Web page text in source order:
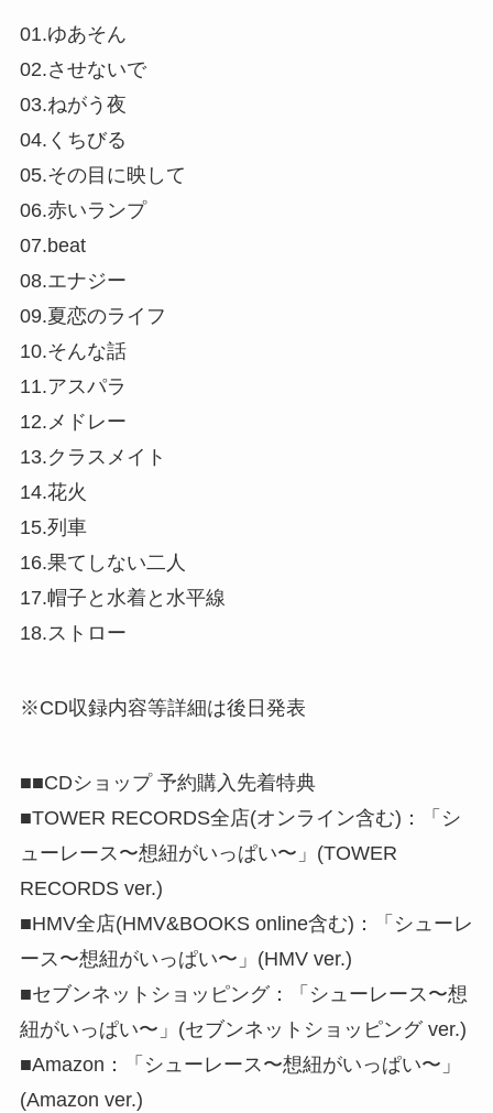
01.ゆあそん
02.させないで
03.ねがう夜
04.くちびる
05.その目に映して
06.赤いランプ
07.beat
08.エナジー
09.夏恋のライフ
10.そんな話
11.アスパラ
12.メドレー
13.クラスメイト
14.花火
15.列車
16.果てしない二人
17.帽子と水着と水平線
18.ストロー
※CD収録内容等詳細は後日発表
■■CDショップ 予約購入先着特典
■TOWER RECORDS全店(オンライン含む)：「シ
ューレース〜想紐がいっぱい〜」(TOWER
RECORDS ver.)
■HMV全店(HMV&BOOKS online含む)：「シューレ
ース〜想紐がいっぱい〜」(HMV ver.)
■セブンネットショッピング：「シューレース〜想
紐がいっぱい〜」(セブンネットショッピング ver.)
■Amazon：「シューレース〜想紐がいっぱい〜」
(Amazon ver.)